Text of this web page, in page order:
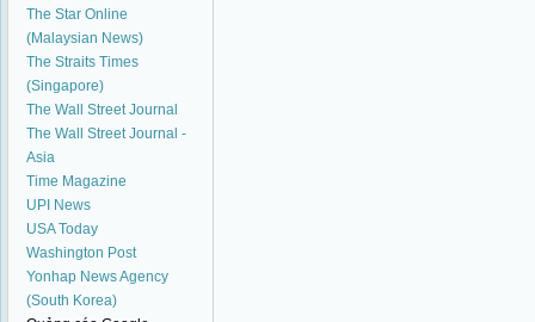
The Star Online
(Malaysian News)
The Straits Times
(Singapore)
The Wall Street Journal
The Wall Street Journal -
Asia
Time Magazine
UPI News
USA Today
Washington Post
Yonhap News Agency
(South Korea)